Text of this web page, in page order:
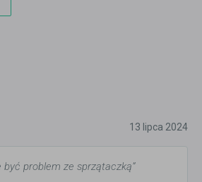
13 lipca 2024
być problem ze sprzątaczką”